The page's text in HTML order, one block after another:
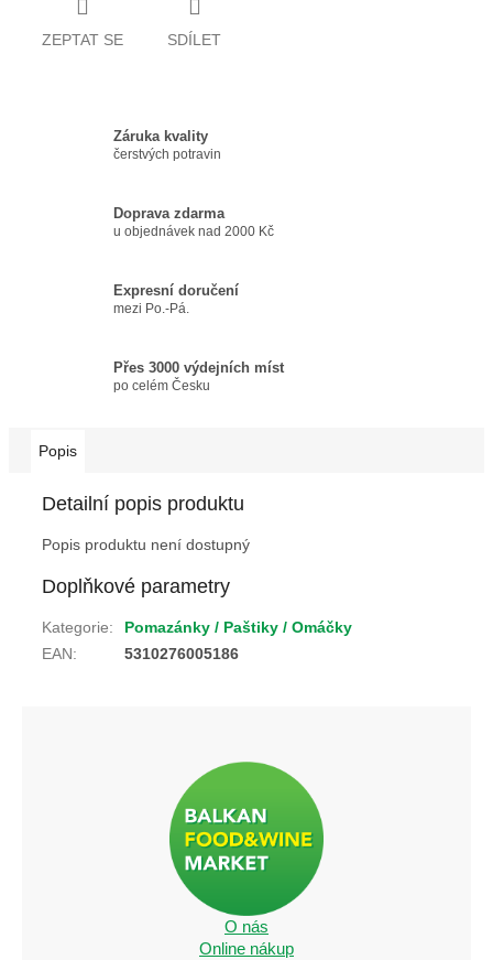
ZEPTAT SE SDÍLET
Záruka kvality
čerstvých potravin
Doprava zdarma
u objednávek nad 2000 Kč
Expresní doručení
mezi Po.-Pá.
Přes 3000 výdejních míst
po celém Česku
Popis
Detailní popis produktu
Popis produktu není dostupný
Doplňkové parametry
Kategorie:
Pomazánky / Paštiky / Omáčky
EAN: 5310276005186
O nás
Online nákup